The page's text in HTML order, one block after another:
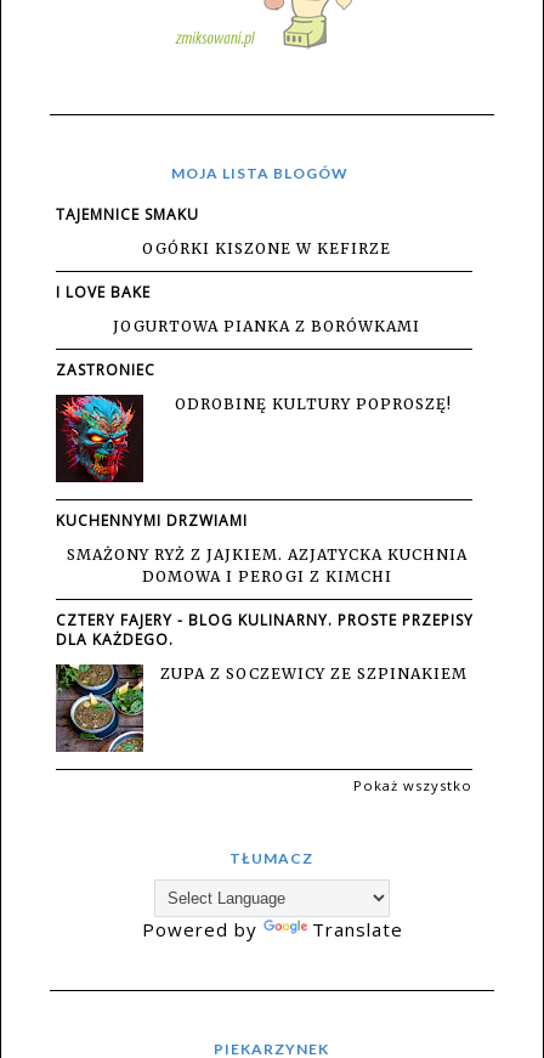
MOJA LISTA BLOGÓW
TAJEMNICE SMAKU
OGÓRKI KISZONE W KEFIRZE
I LOVE BAKE
JOGURTOWA PIANKA Z BORÓWKAMI
ZASTRONIEC
ODROBINĘ KULTURY POPROSZĘ!
KUCHENNYMI DRZWIAMI
SMAŻONY RYŻ Z JAJKIEM. AZJATYCKA KUCHNIA
DOMOWA I PEROGI Z KIMCHI
CZTERY FAJERY - BLOG KULINARNY. PROSTE PRZEPISY
DLA KAŻDEGO.
ZUPA Z SOCZEWICY ZE SZPINAKIEM
Pokaż wszystko
TŁUMACZ
Powered by Translate
PIEKARZYNEK